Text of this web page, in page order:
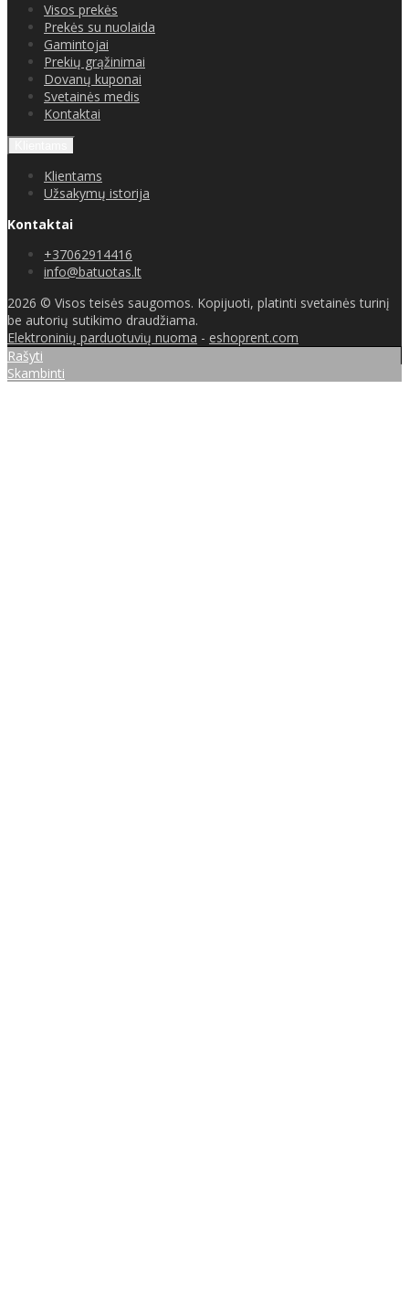
Visos prekės
Prekės su nuolaida
Gamintojai
Prekių grąžinimai
Dovanų kuponai
Svetainės medis
Kontaktai
Klientams
Užsakymų istorija
Kontaktai
+37062914416
info@batuotas.lt
2026 © Visos teisės saugomos. Kopijuoti, platinti svetainės turinį
be autorių sutikimo draudžiama.
Elektroninių parduotuvių nuoma - eshoprent.com
Rašyti
Skambinti